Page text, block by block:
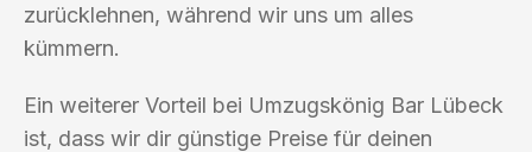
zurücklehnen, während wir uns um alles
kümmern.
Ein weiterer Vorteil bei Umzugskönig Bar Lübeck
ist, dass wir dir günstige Preise für deinen